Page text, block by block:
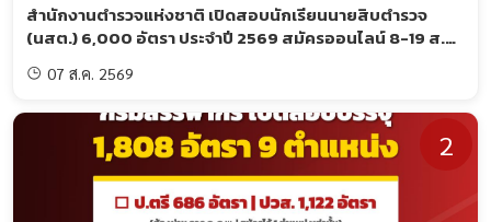
สำนักงานตำรวจแห่งชาติ เปิดสอบนักเรียนนายสิบตำรวจ
(นสต.) 6,000 อัตรา ประจำปี 2569 สมัครออนไลน์ 8-19 ส.ค.
69 07 ส.ค. 2569
2